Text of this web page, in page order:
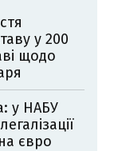
у 200
щодо
у НАБУ
євро